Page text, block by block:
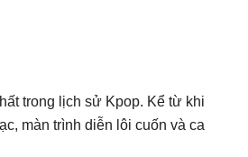
trong lịch sử Kpop. Kể từ khi
màn trình diễn lôi cuốn và ca